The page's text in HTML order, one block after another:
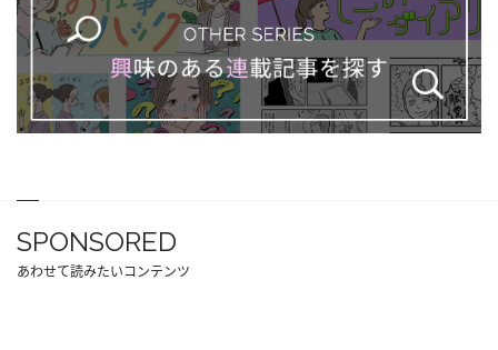
SPONSORED
あわせて読みたいコンテンツ